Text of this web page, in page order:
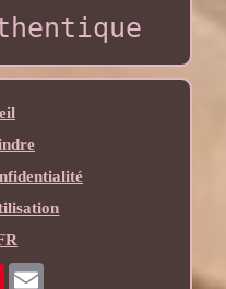
Pinterest